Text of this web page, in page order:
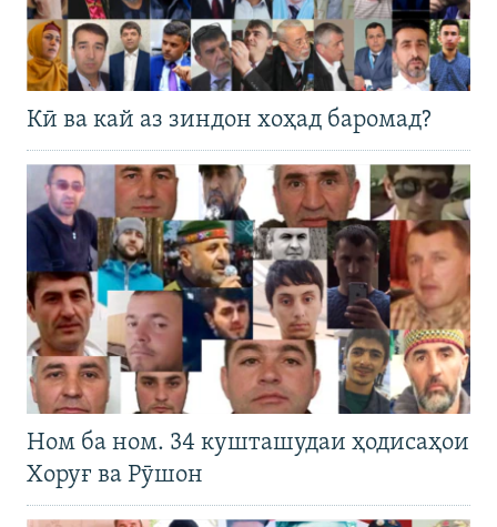
Кӣ ва кай аз зиндон хоҳад баромад?
Ном ба ном. 34 кушташудаи ҳодисаҳои
Хоруғ ва Рӯшон